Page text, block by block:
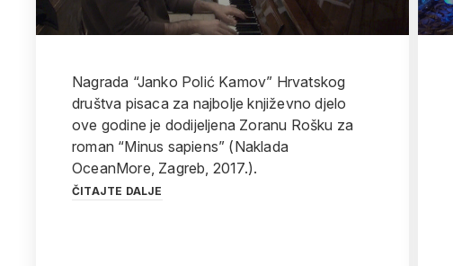
Nagrada “Janko Polić Kamov” Hrvatskog
društva pisaca za najbolje književno djelo
ove godine je dodijeljena Zoranu Rošku za
roman “Minus sapiens” (Naklada
OceanMore, Zagreb, 2017.).
ČITAJTE DALJE